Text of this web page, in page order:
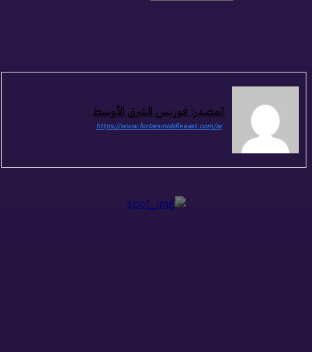
المصدر: فوربس الشرق الأوسط
https://www.forbesmiddleeast.com/ar